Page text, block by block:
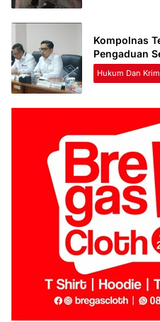
Kompolnas
Pengaduan
Hukum Dan